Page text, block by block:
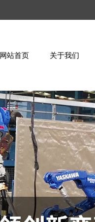
网站首页 关于我们